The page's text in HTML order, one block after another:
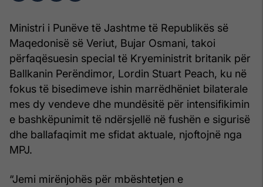
Ministri i Punëve të Jashtme të Republikës së
Maqedonisë së Veriut, Bujar Osmani, takoi
përfaqësuesin special të Kryeministrit britanik për
Ballkanin Perëndimor, Lordin Stuart Peach, ku në
fokus të bisedimeve ishin marrëdhëniet bilaterale
mes dy vendeve dhe mundësitë për intensifikimin
e bashkëpunimit të ndërsjellë në fushën e sigurisë
dhe ballafaqimit me sfidat aktuale, njoftojnë nga
MPJ.
“Jemi mirënjohës për mbështetjen e